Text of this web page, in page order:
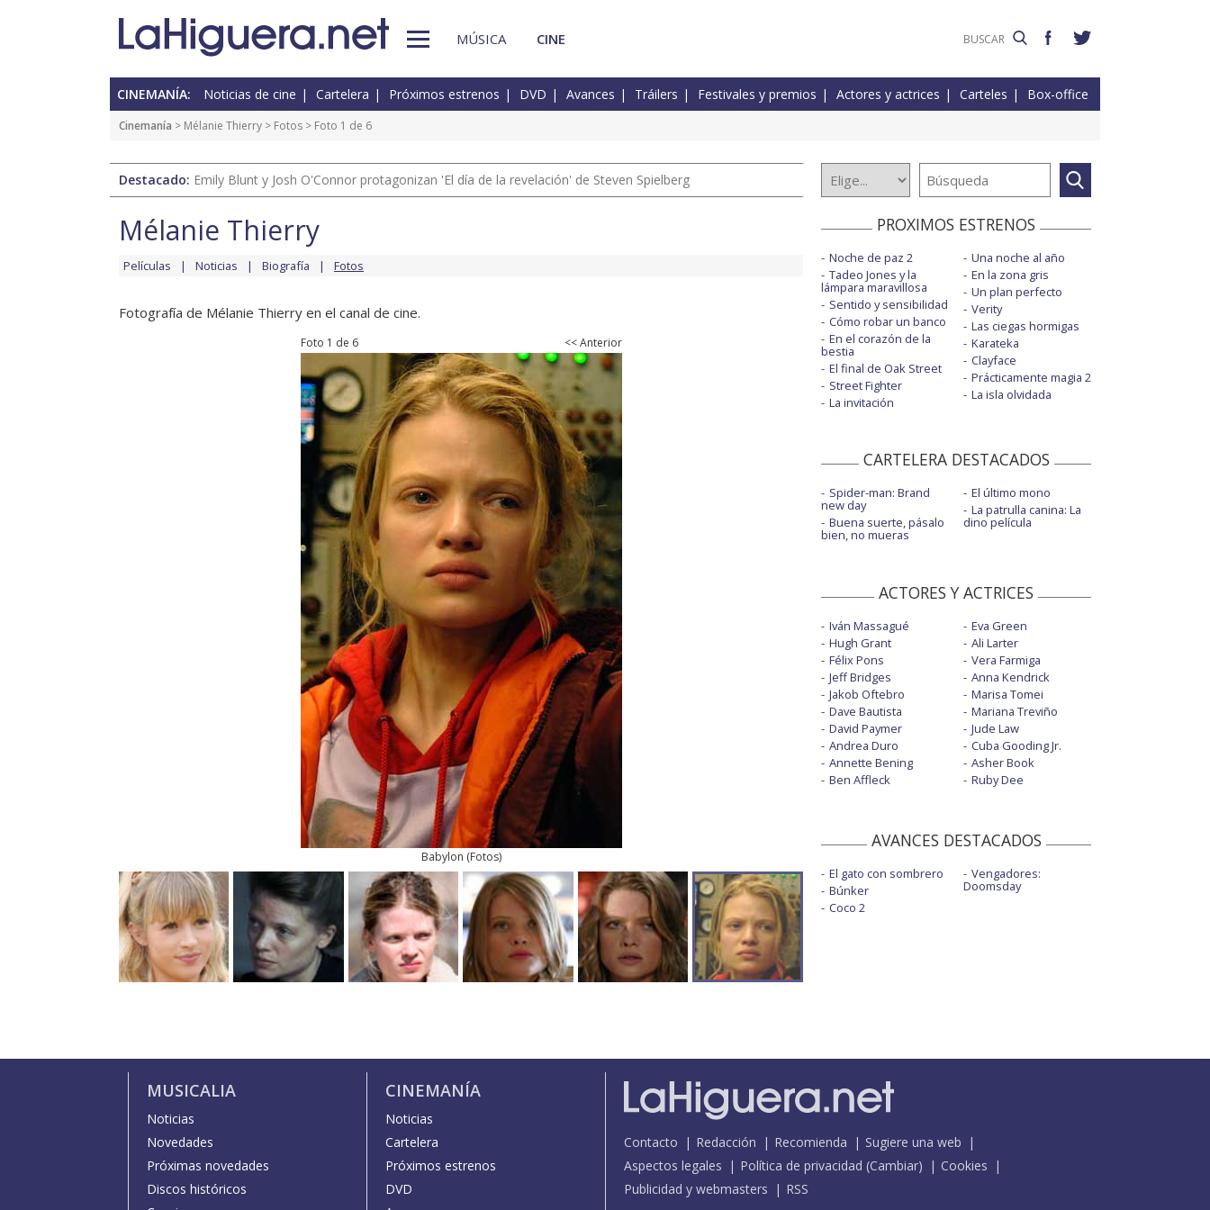
MÚSICA CINE
CINEMANÍA: Noticias de cine Cartelera Próximos estrenos DVD Avances Tráilers Festivales y premios Actores y actrices Carteles Box-office
Cinemanía > Mélanie Thierry > Fotos > Foto 1 de 6
Destacado: Emily Blunt y Josh O'Connor protagonizan 'El día de la revelación' de Steven Spielberg
Mélanie Thierry
Películas Noticias Biografía Fotos
Fotografía de Mélanie Thierry en el canal de cine.
Foto 1 de 6 << Anterior
Babylon (Fotos)
PROXIMOS ESTRENOS
Noche de paz 2
Tadeo Jones y la
lámpara maravillosa
Sentido y sensibilidad
Cómo robar un banco
En el corazón de la
bestia
El final de Oak Street
Street Fighter
La invitación
Una noche al año
En la zona gris
Un plan perfecto
Verity
Las ciegas hormigas
Karateka
Clayface
Prácticamente magia 2
La isla olvidada
CARTELERA DESTACADOS
Spider-man: Brand
new day
Buena suerte, pásalo
bien, no mueras
El último mono
La patrulla canina: La
dino película
ACTORES Y ACTRICES
Iván Massagué
Hugh Grant
Félix Pons
Jeff Bridges
Jakob Oftebro
Dave Bautista
David Paymer
Andrea Duro
Annette Bening
Ben Affleck
Eva Green
Ali Larter
Vera Farmiga
Anna Kendrick
Marisa Tomei
Mariana Treviño
Jude Law
Cuba Gooding Jr.
Asher Book
Ruby Dee
AVANCES DESTACADOS
El gato con sombrero
Búnker
Coco 2
Vengadores:
Doomsday
MUSICALIA
Noticias
Novedades
Próximas novedades
Discos históricos
CINEMANÍA
Noticias
Cartelera
Próximos estrenos
DVD
Contacto Redacción Recomienda
Sugiere una web
Aspectos legales
Política de privacidad (Cambiar)
Cookies
Publicidad y webmasters
RSS